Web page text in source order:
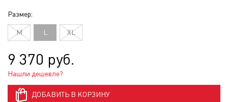
Размер:
M L XL
9 370 руб.
Нашли дешевле?
ДОБАВИТЬ В КОРЗИНУ